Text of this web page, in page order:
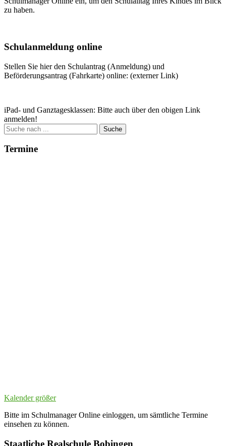
zu haben.
Schulanmeldung online
Stellen Sie hier den Schulantrag (Anmeldung) und
Beförderungsantrag (Fahrkarte) online: (externer Link)
iPad- und Ganztagesklassen: Bitte auch über den obigen Link
anmelden!
Suche
nach:
Termine
Kalender größer
Bitte im Schulmanager Online einloggen, um sämtliche Termine
einsehen zu können.
Staatliche Realschule Bobingen